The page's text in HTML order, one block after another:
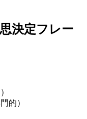
決定フレー
的）